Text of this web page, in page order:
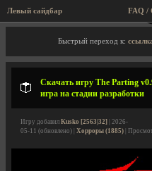
Левый сайдбар FAQ /
Описание игры,
Быстрый переход к:
Скачать игру The Parting
игра на стадии разработки
Игру добавил Kusko [2563|32] | 2026-
05-11 (обновлено) | Хорроры (1885) |